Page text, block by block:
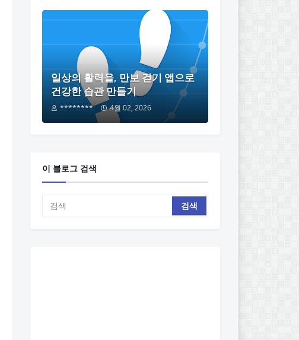
일상의 활력을, 만보 걷기 앱으로
건강한 습관 만들기
******** 4월 02, 2026
이 블로그 검색